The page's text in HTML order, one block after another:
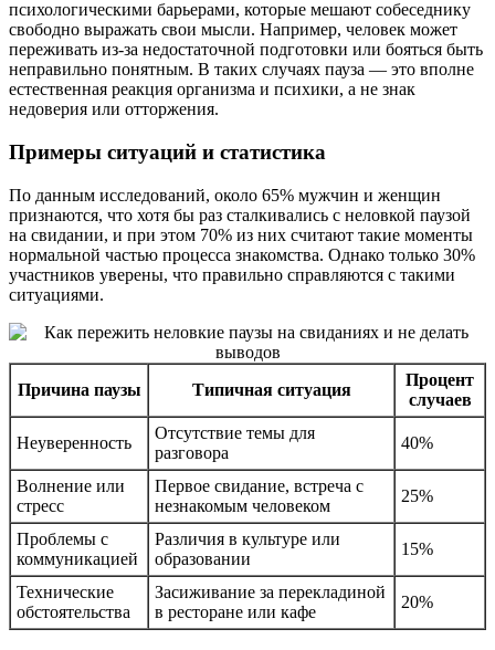
психологическими барьерами, которые мешают собеседнику
свободно выражать свои мысли. Например, человек может
переживать из-за недостаточной подготовки или бояться быть
неправильно понятным. В таких случаях пауза — это вполне
естественная реакция организма и психики, а не знак
недоверия или отторжения.
Примеры ситуаций и статистика
По данным исследований, около 65% мужчин и женщин
признаются, что хотя бы раз сталкивались с неловкой паузой
на свидании, и при этом 70% из них считают такие моменты
нормальной частью процесса знакомства. Однако только 30%
участников уверены, что правильно справляются с такими
ситуациями.
Причина паузы Типичная ситуация
Процент
случаев
Неуверенность
Отсутствие темы для
разговора
40%
Волнение или
стресс
Первое свидание, встреча с
незнакомым человеком
25%
Проблемы с
коммуникацией
Различия в культуре или
образовании
15%
Технические
обстоятельства
Засиживание за перекладиной
в ресторане или кафе
20%